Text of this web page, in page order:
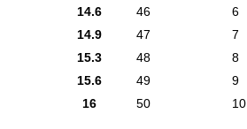
14.6
46
6
14.9
47
7
15.3
48
8
15.6
49
9
16
50 10